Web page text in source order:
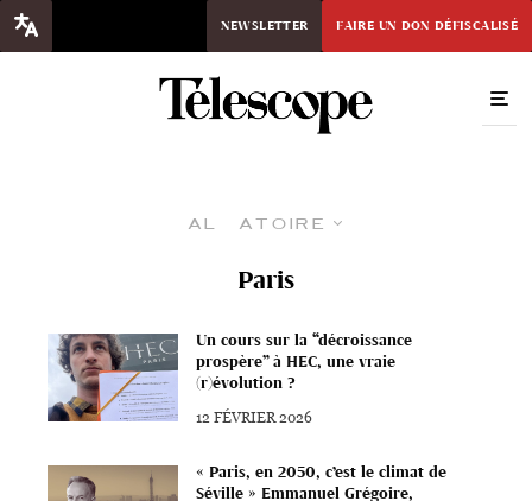
NEWSLETTER FAIRE UN DON DÉFISCALISÉ
Aléatoire
Paris
Un cours sur la “décroissance
prospère” à HEC, une vraie
(r)évolution ?
12 FÉVRIER 2026
« Paris, en 2050, c’est le climat de
Séville » Emmanuel Grégoire,